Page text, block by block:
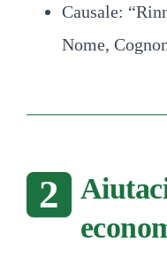
Causale:
Nome,
2